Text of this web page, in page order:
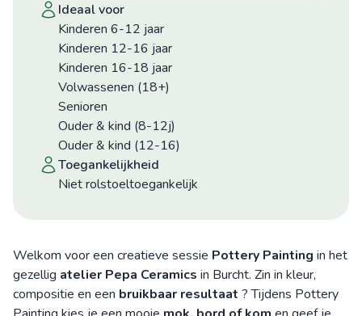
ideaal voor
Kinderen 6-12 jaar
Kinderen 12-16 jaar
Kinderen 16-18 jaar
Volwassenen (18+)
Senioren
Ouder & kind (8-12j)
Ouder & kind (12-16)
toegankelijkheid
niet rolstoeltoegankelijk
Welkom voor een creatieve sessie Pottery Painting in het
gezellig atelier Pepa Ceramics in Burcht. Zin in kleur,
compositie en een bruikbaar resultaat ? Tijdens Pottery